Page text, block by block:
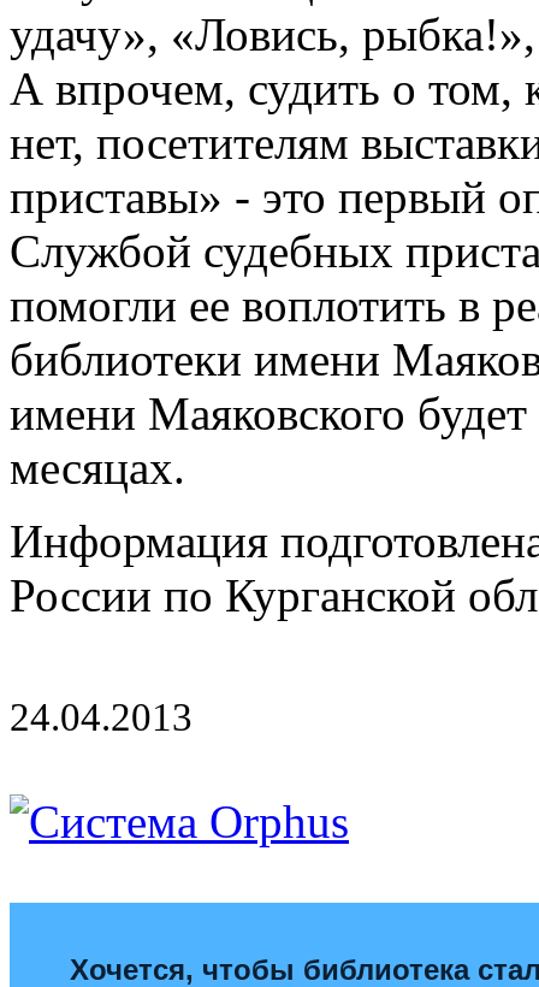
удачу», «Ловись,
А впрочем, судить о том,
нет, посетителям
приставы» - это первый
Службой судебных
помогли ее воплотить в
библиотеки имени
имени Маяковского
месяцах.
Информация
России по Курганской
24.04.2013
Хочется, чтобы библиотека